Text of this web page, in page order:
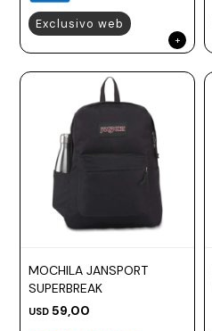
Exclusivo web
MOCHILA JANSPORT
SUPERBREAK
USD 59,00